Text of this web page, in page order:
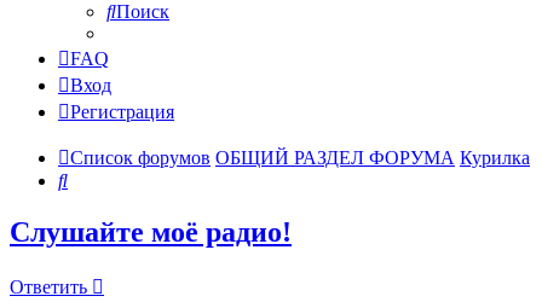
Поиск
FAQ
Вход
Регистрация
Список форумов ОБЩИЙ РАЗДЕЛ ФОРУМА Курилка
Поиск
Слушайте моё радио!
Ответить